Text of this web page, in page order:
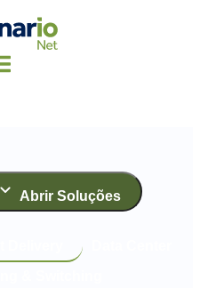
Abrir Soluções